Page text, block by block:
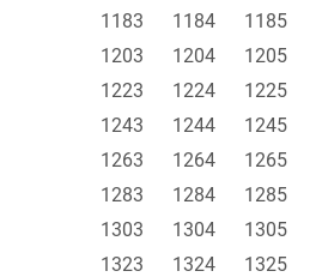
1183
1184 1185
1203
1204 1205
1223
1224 1225
1243
1244 1245
1263
1264 1265
1283
1284 1285
1303
1304 1305
1323
1324 1325